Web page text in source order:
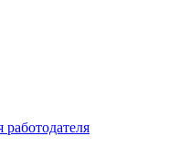
работодателя